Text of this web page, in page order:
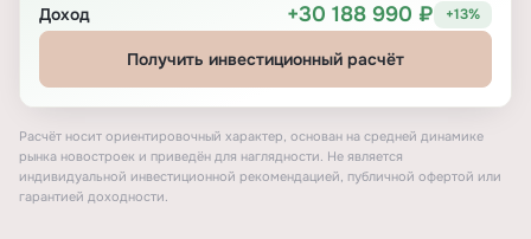
Доход +30 188 990 ₽ +13%
Получить инвестиционный расчёт
Расчёт носит ориентировочный характер, основан на средней динамике
рынка новостроек и приведён для наглядности. Не является
индивидуальной инвестиционной рекомендацией, публичной офертой или
гарантией доходности.